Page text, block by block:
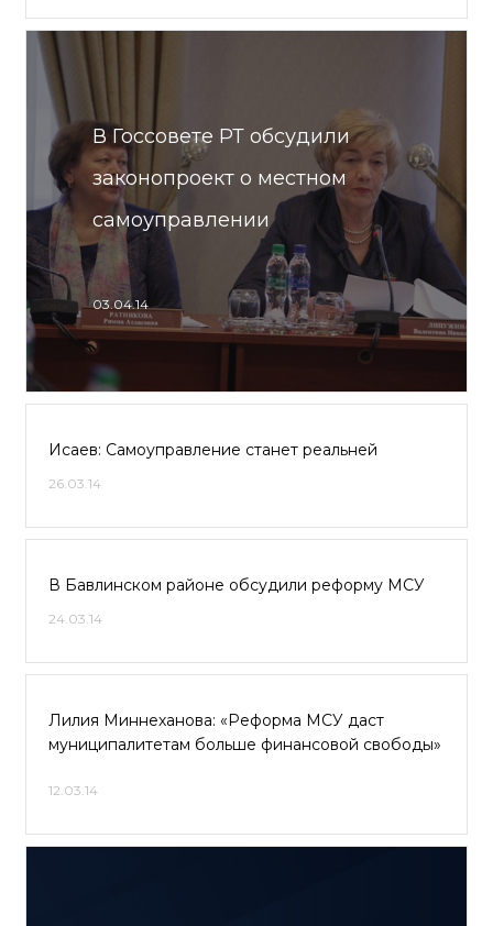
В Госсовете РТ обсудили
законопроект о местном
самоуправлении
03.04.14
Исаев: Самоуправление станет реальней
26.03.14
В Бавлинском районе обсудили реформу МСУ
24.03.14
Лилия Миннеханова: «Реформа МСУ даст
муниципалитетам больше финансовой свободы»
12.03.14